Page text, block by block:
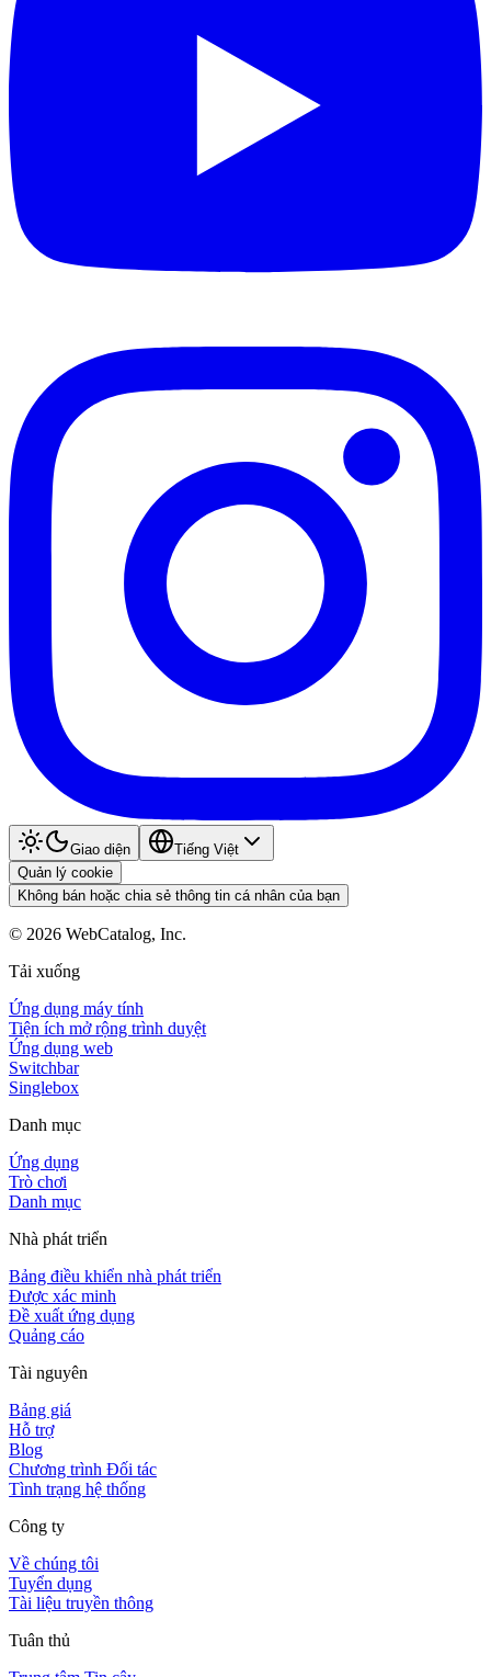
Giao diện
Tiếng Việt
Quản lý cookie
Không bán hoặc chia sẻ thông tin cá nhân của bạn
© 2026 WebCatalog, Inc.
Tải xuống
Ứng dụng máy tính
Tiện ích mở rộng trình duyệt
Ứng dụng web
Switchbar
Singlebox
Danh mục
Ứng dụng
Trò chơi
Danh mục
Nhà phát triển
Bảng điều khiển nhà phát triển
Được xác minh
Đề xuất ứng dụng
Quảng cáo
Tài nguyên
Bảng giá
Hỗ trợ
Blog
Chương trình Đối tác
Tình trạng hệ thống
Công ty
Về chúng tôi
Tuyển dụng
Tài liệu truyền thông
Tuân thủ